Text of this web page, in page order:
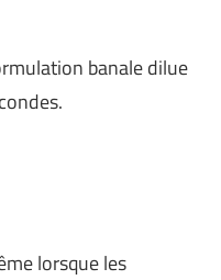
banale dilue
lorsque les